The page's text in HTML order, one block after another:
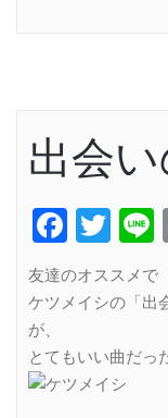
出会
友達のオススメで
ケツメイシの「出
が、
とてもいい曲だっ